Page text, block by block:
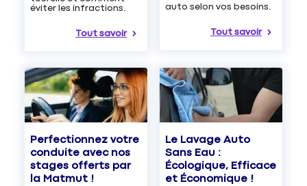
éviter les infractions.
Tout savoir
auto selon vos besoins.
Tout savoir
Perfectionnez votre
conduite avec nos
stages offerts par
la Matmut !
Le Lavage Auto
Sans Eau :
Écologique, Efficace
et Économique !